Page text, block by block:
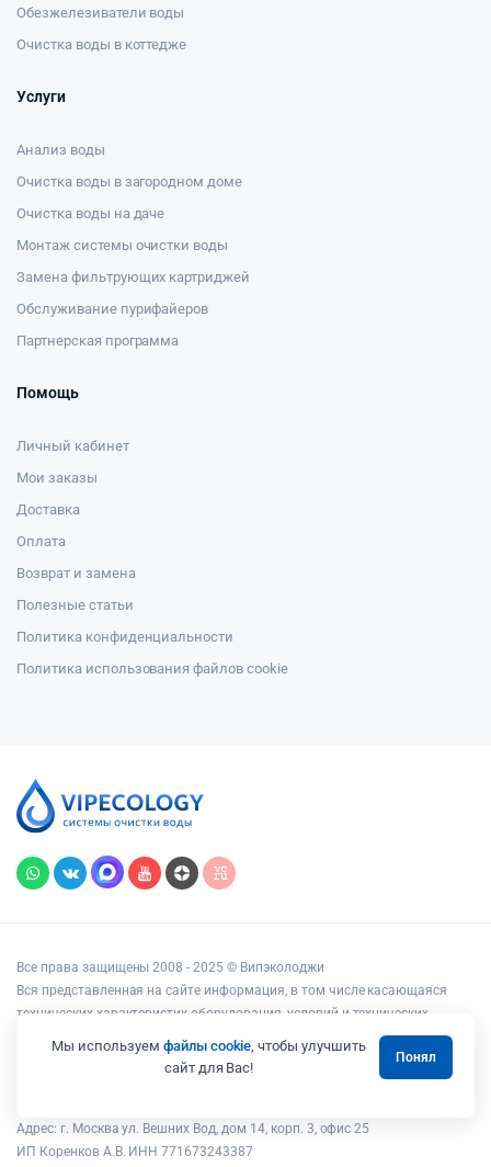
Обезжелезиватели воды
Очистка воды в коттедже
Услуги
Анализ воды
Очистка воды в загородном доме
Очистка воды на даче
Монтаж системы очистки воды
Замена фильтрующих картриджей
Обслуживание пурифайеров
Партнерская программа
Помощь
Личный кабинет
Мои заказы
Доставка
Оплата
Возврат и замена
Полезные статьи
Политика конфиденциальности
Политика использования файлов cookie
Все права защищены 2008 - 2025 © Випэколоджи
Вся представленная на сайте информация, в том числе касающаяся
технических характеристик оборудования, условий и технических
возможностей подключения, наличия на складе, стоимости товаров и
услуг, носит информационный характер и ни при каких условиях не
является публичной офертой, определяемой положениями статьи 437
Адрес: г. Москва ул. Вешних Вод, дом 14, корп. 3, офис 25
ИП Коренков А.В. ИНН 771673243387
Мы используем файлы cookie, чтобы улучшить
сайт для Вас!
Понял